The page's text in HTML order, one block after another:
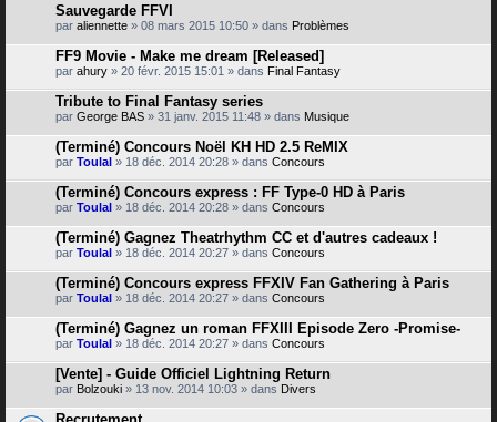
Sauvegarde FFVI
par aliennette » 08 mars 2015 10:50 » dans Problèmes
FF9 Movie - Make me dream [Released]
par ahury » 20 févr. 2015 15:01 » dans Final Fantasy
Tribute to Final Fantasy series
par George BAS » 31 janv. 2015 11:48 » dans Musique
(Terminé) Concours Noël KH HD 2.5 ReMIX
par Toulal » 18 déc. 2014 20:28 » dans Concours
(Terminé) Concours express : FF Type-0 HD à Paris
par Toulal » 18 déc. 2014 20:28 » dans Concours
(Terminé) Gagnez Theatrhythm CC et d'autres cadeaux !
par Toulal » 18 déc. 2014 20:27 » dans Concours
(Terminé) Concours express FFXIV Fan Gathering à Paris
par Toulal » 18 déc. 2014 20:27 » dans Concours
(Terminé) Gagnez un roman FFXIII Episode Zero -Promise-
par Toulal » 18 déc. 2014 20:27 » dans Concours
[Vente] - Guide Officiel Lightning Return
par Bolzouki » 13 nov. 2014 10:03 » dans Divers
Recrutement